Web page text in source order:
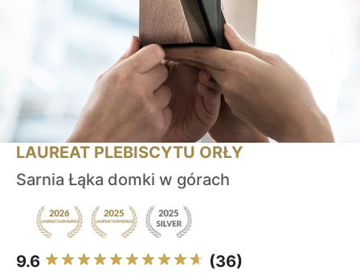
LAUREAT PLEBISCYTU ORŁY
Sarnia Łąka domki w górach
9.6 (36)